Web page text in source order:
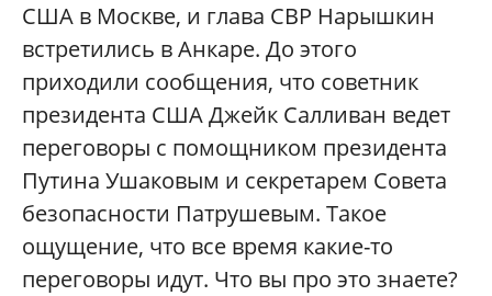
США в Москве, и глава СВР Нарышкин
встретились в Анкаре. До этого
приходили сообщения, что советник
президента США Джейк Салливан ведет
переговоры с помощником президента
Путина Ушаковым и секретарем Совета
безопасности Патрушевым. Такое
ощущение, что все время какие-то
переговоры идут. Что вы про это знаете?